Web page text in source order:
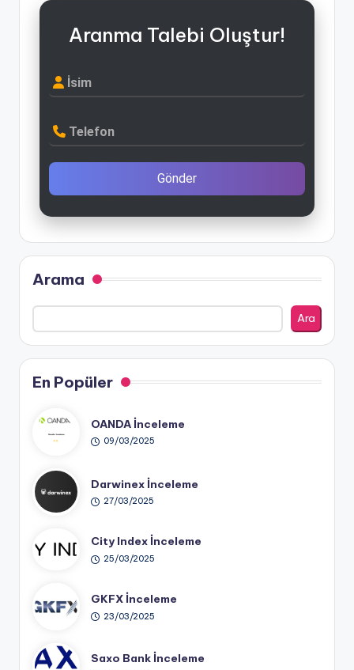
Aranma Talebi Oluştur!
İsim
Telefon
Gönder
Arama
Ara
En Popüler
OANDA İnceleme
09/03/2025
Darwinex İnceleme
27/03/2025
City Index İnceleme
25/03/2025
GKFX İnceleme
23/03/2025
Saxo Bank İnceleme